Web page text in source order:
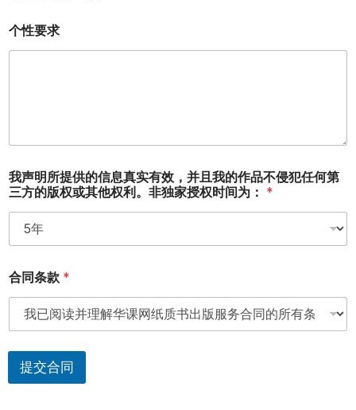
个性要求
我声明所提供的信息真实有效，并且我的作品不侵犯任何第
三方的版权或其他权利。非独家授权时间为： *
合同条款 *
提交合同